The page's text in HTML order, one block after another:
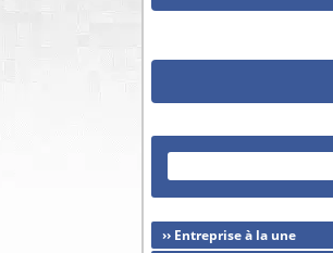
›› Entreprise à la une